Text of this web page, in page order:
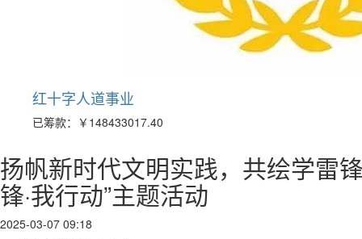
红十字人道事业
已筹款： ￥148433017.40
扬帆新时代文明实践，共绘学雷
锋·我行动”主题活动
2025-03-07 09:18